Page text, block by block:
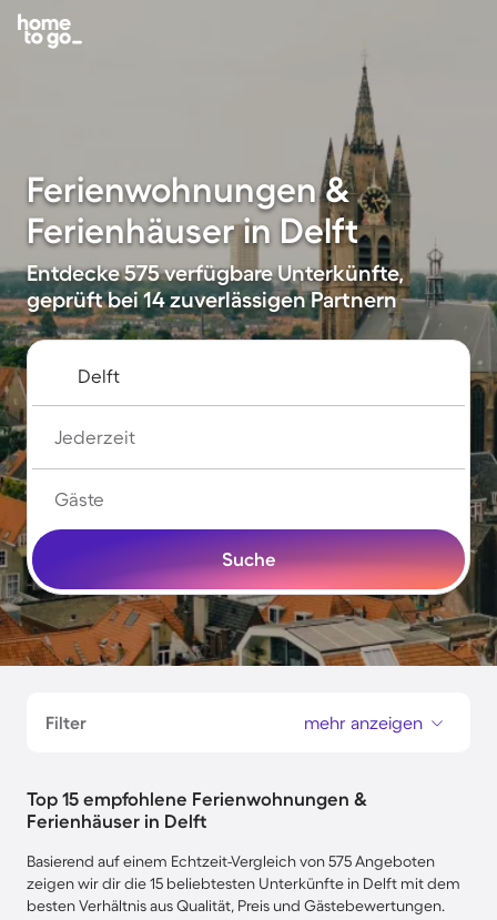
Ferienwohnungen &
Ferienhäuser in Delft
Entdecke 575 verfügbare Unterkünfte,
geprüft bei 14 zuverlässigen Partnern
Jederzeit
Gäste
Suche
Filter mehr anzeigen
Top 15 empfohlene Ferienwohnungen &
Ferienhäuser in Delft
Basierend auf einem Echtzeit-Vergleich von 575 Angeboten
zeigen wir dir die 15 beliebtesten Unterkünfte in Delft mit dem
besten Verhältnis aus Qualität, Preis und Gästebewertungen.